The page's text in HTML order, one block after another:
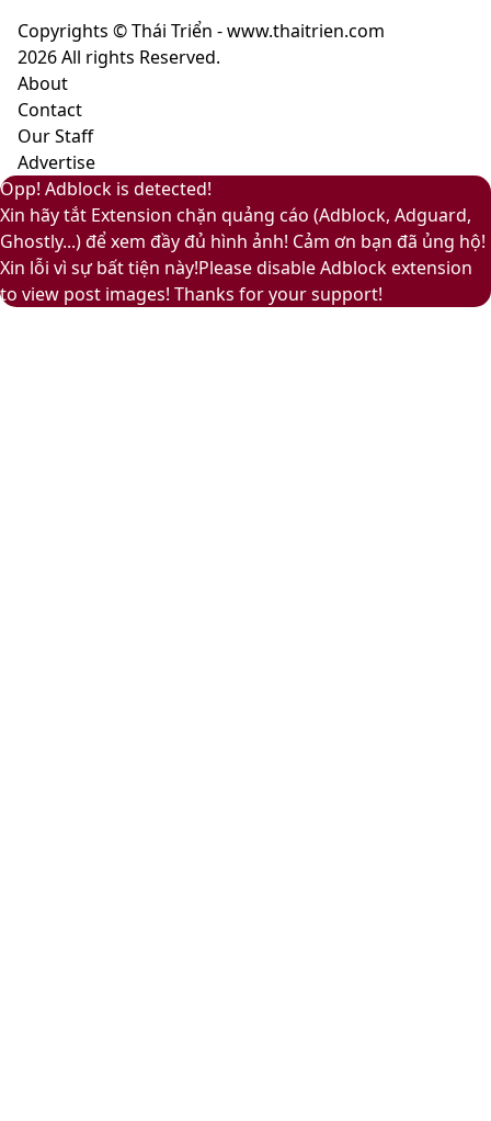
sự
nhã
nhặn
và
ấm
áp
Copyrights © Thái Triển - www.thaitrien.com
2026 All rights Reserved.
About
Contact
Our Staff
Advertise
Facebook
X
LinkedIn
YouTube
Google
Play
Facebook
Pinterest
Messenger
Messenger
Viber
Back
to
top
button
Close
Opp! Adblock is detected!
Xin hãy tắt Extension chặn quảng cáo (Adblock, Adguard,
Ghostly...) để xem đầy đủ hình ảnh! Cảm ơn bạn đã ủng hộ!
Xin lỗi vì sự bất tiện này!Please disable Adblock extension
to view post images! Thanks for your support!